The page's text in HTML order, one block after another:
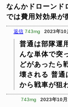
なんかドローンド
では費用対効果が
返信 743mg 2023年10
普通は部隊運
んな単体で突
どがあったら
壊される 普通
から戦車が狙
743mg 2023年10